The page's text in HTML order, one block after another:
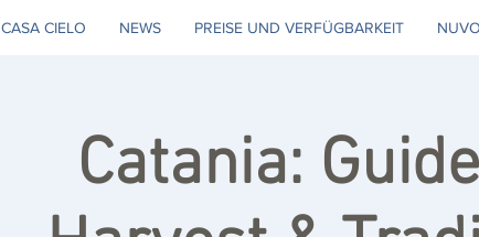
CASA CIELO NEWS PREISE UND VERFÜGBARKEIT
Catania: